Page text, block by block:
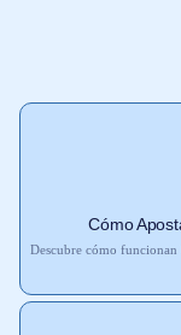
Cómo
Descubre cómo funcionan